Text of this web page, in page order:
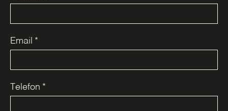
Email *
Telefon *